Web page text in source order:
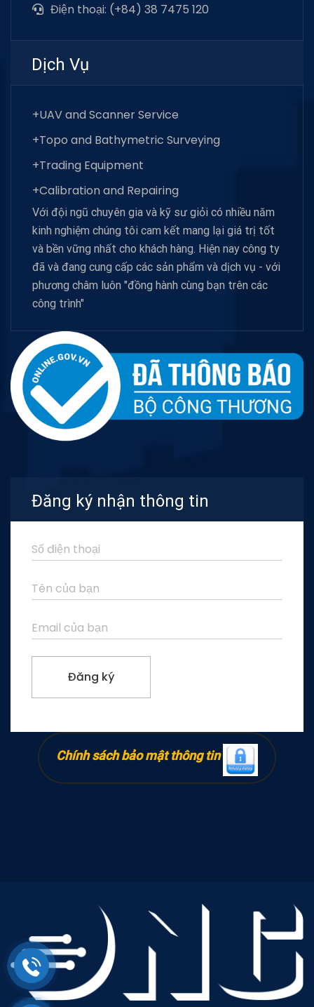
Điện thoại: (+84) 38 7475 120
Dịch Vụ
+UAV and Scanner Service
+Topo and Bathymetric Surveying
+Trading Equipment
+Calibration and Repairing
Với đội ngũ chuyên gia và kỹ sư giỏi có nhiều năm
kinh nghiệm chúng tôi cam kết mang lại giá trị tốt
và bền vững nhất cho khách hàng. Hiện nay công ty
đã và đang cung cấp các sản phẩm và dịch vụ - với
phương châm luôn "đồng hành cùng bạn trên các
công trình"
Đăng ký nhận thông tin
Chính sách bảo mật thông tin